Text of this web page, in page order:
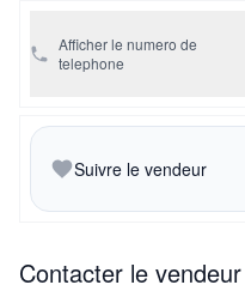
Afficher le numero de
telephone
Suivre le vendeur
Contacter le vendeur